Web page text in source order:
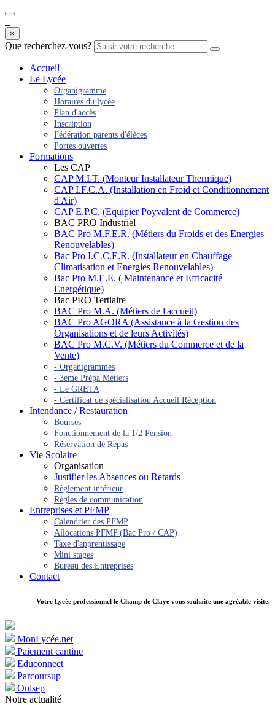
×
Que recherchez-vous?
Accueil
Le Lycée
Organigramme
Horaires du lycée
Plan d'accès
Inscription
Fédération parents d'élèces
Portes ouvertes
Formations
Les CAP
CAP M.I.T. (Monteur Installateur Thermique)
CAP I.F.C.A. (Installation en Froid et Conditionnement
d'Air)
CAP E.P.C. (Equipier Poyvalent de Commerce)
BAC PRO Industriel
BAC Pro M.F.E.R. (Métiers du Froids et des Energies
Renouvelables)
Bac Pro I.C.C.E.R. (Installateur en Chauffage
Climatisation et Energies Renouvelables)
Bac Pro M.E.E. ( Maintenance et Efficacité
Energétique)
Bac PRO Tertiaire
BAC Pro M.A. (Métiers de l'accueil)
BAC Pro AGORA (Assistance à la Gestion des
Organisations et de leurs Activités)
BAC Pro M.C.V. (Métiers du Commerce et de la
Vente)
- Organigrammes
- 3ème Prépa Métiers
- Le GRETA
- Certificat de spécialisation Accueil Réception
Intendance / Restauration
Bourses
Fonctionnement de la 1/2 Pension
Réservation de Repas
Vie Scolaire
Organisation
Justifier les Absences ou Retards
Règlement intérieur
Règles de communication
Entreprises et PFMP
Calendrier des PFMP
Allocations PFMP (Bac Pro / CAP)
Taxe d'apprentissage
Mini stages
Bureau des Entreprises
Contact
Votre Lycée professionnel le Champ de Claye vous souhaite une agréable visite.
MonLycée.net
Paiement cantine
Educonnect
Parcoursup
Onisep
Notre actualité